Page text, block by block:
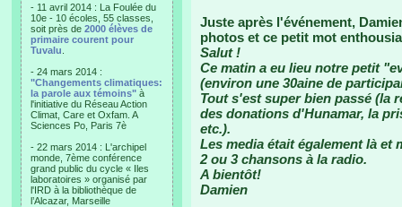
- 11 avril 2014 : La Foulée du
10e - 10 écoles, 55 classes,
soit près de 2000 élèves de
primaire courent pour
Tuvalu
- 24 mars 2014 :
"Changements climatiques:
la parole aux témoins" à
l'initiative du Réseau Action
Climat, Care et Oxfam. A
Sciences Po, Paris 7è
- 22 mars 2014 : L'archipel
monde, 7ème conférence
grand public du cycle « Iles
laboratoires » organisé par
l'IRD à la bibliothèque de
l’Alcazar, Marseille
Juste après l'événement,
photos et ce petit mot
Salut !
Ce matin a eu lieu notre petit
(environ une 30aine de
Tout s'est super bien passé (la
des donations d'Hunamar, la
etc.).
Les media était également là et
2 ou 3 chansons à la radio.
A bientôt!
Damien